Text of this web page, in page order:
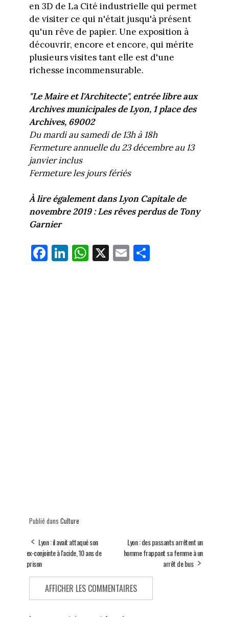
en 3D de La Cité industrielle qui permet
de visiter ce qui n'était jusqu'à présent
qu'un rêve de papier. Une exposition à
découvrir, encore et encore, qui mérite
plusieurs visites tant elle est d'une
richesse incommensurable.
"Le Maire et l'Architecte", entrée libre aux
Archives municipales de Lyon, 1 place des
Archives, 69002
Du mardi au samedi de 13h à 18h
Fermeture annuelle du 23 décembre au 13
janvier inclus
Fermeture les jours fériés
À lire également dans Lyon Capitale de
novembre 2019 : Les rêves perdus de Tony
Garnier
Fa
ce
Li
nk
W
ha
X E
m
Pa
rt
Publié dans Culture
Lyon : il avait attaqué son
ex-conjointe à l'acide, 10 ans de
prison
Lyon : des passants arrêtent un
homme frappant sa femme à un
arrêt de bus
AFFICHER LES COMMENTAIRES